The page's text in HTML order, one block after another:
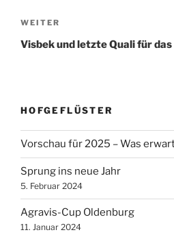
Nächster
Beitrag
WEITER
Visbek und letzte Quali für das
HOFGEFLÜSTER
Vorschau für 2025 – Was
Sprung ins neue Jahr
5. Februar 2024
Agravis-Cup Oldenburg
11. Januar 2024